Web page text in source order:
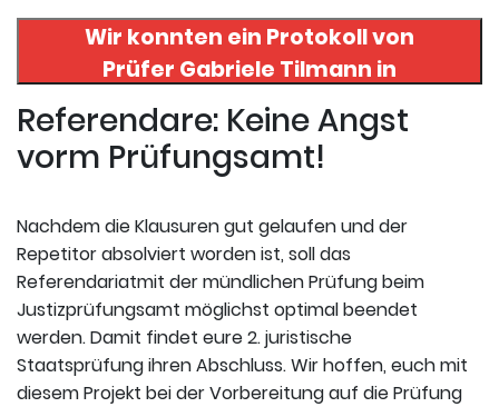
Wir konnten ein Protokoll von
Prüfer Gabriele Tilmann in
uneserer Datenbank finden. Hier
registrieren und das Protokoll
abrufen.
Referendare: Keine Angst
vorm Prüfungsamt!
Nachdem die Klausuren gut gelaufen und der
Repetitor absolviert worden ist, soll das
Referendariatmit der mündlichen Prüfung beim
Justizprüfungsamt möglichst optimal beendet
werden. Damit findet eure 2. juristische
Staatsprüfung ihren Abschluss. Wir hoffen, euch mit
diesem Projekt bei der Vorbereitung auf die Prüfung